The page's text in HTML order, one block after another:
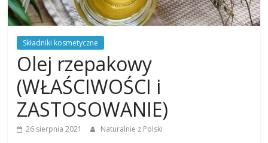
Składniki kosmetyczne
Olej rzepakowy
(WŁAŚCIWOŚCI i
ZASTOSOWANIE)
26 sierpnia 2021 Naturalnie z Polski